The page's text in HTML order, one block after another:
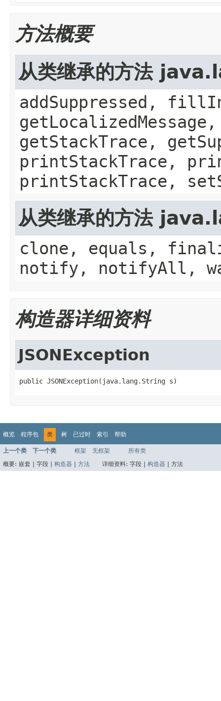
方法概要
从类继承的方法
addSuppressed,
getStackTrace,
printStackTrace,
printStackTrace,
从类继承的方法
clone, equals,
notify, notifyAll,
构造器详细资料
JSONException
public JSONException(java.lang.String s)
概览 程序包 类 树 已过时 索引 帮助
上一个类 下一个类 框架 无框架
所有类
概要: 嵌套 | 字段 | 构造器 方法 详细资料: 字段 | 构造器 方法